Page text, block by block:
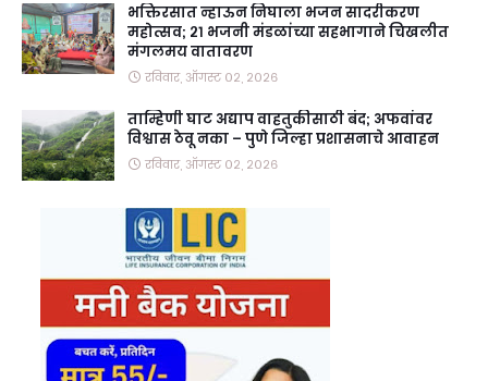
भक्तिरसात न्हाऊन निघाला भजन सादरीकरण
महोत्सव; २१ भजनी मंडळांच्या सहभागाने चिखलीत
मंगलमय वातावरण
रविवार, ऑगस्ट ०२, २०२६
ताम्हिणी घाट अद्याप वाहतुकीसाठी बंद; अफवांवर
विश्वास ठेवू नका – पुणे जिल्हा प्रशासनाचे आवाहन
रविवार, ऑगस्ट ०२, २०२६